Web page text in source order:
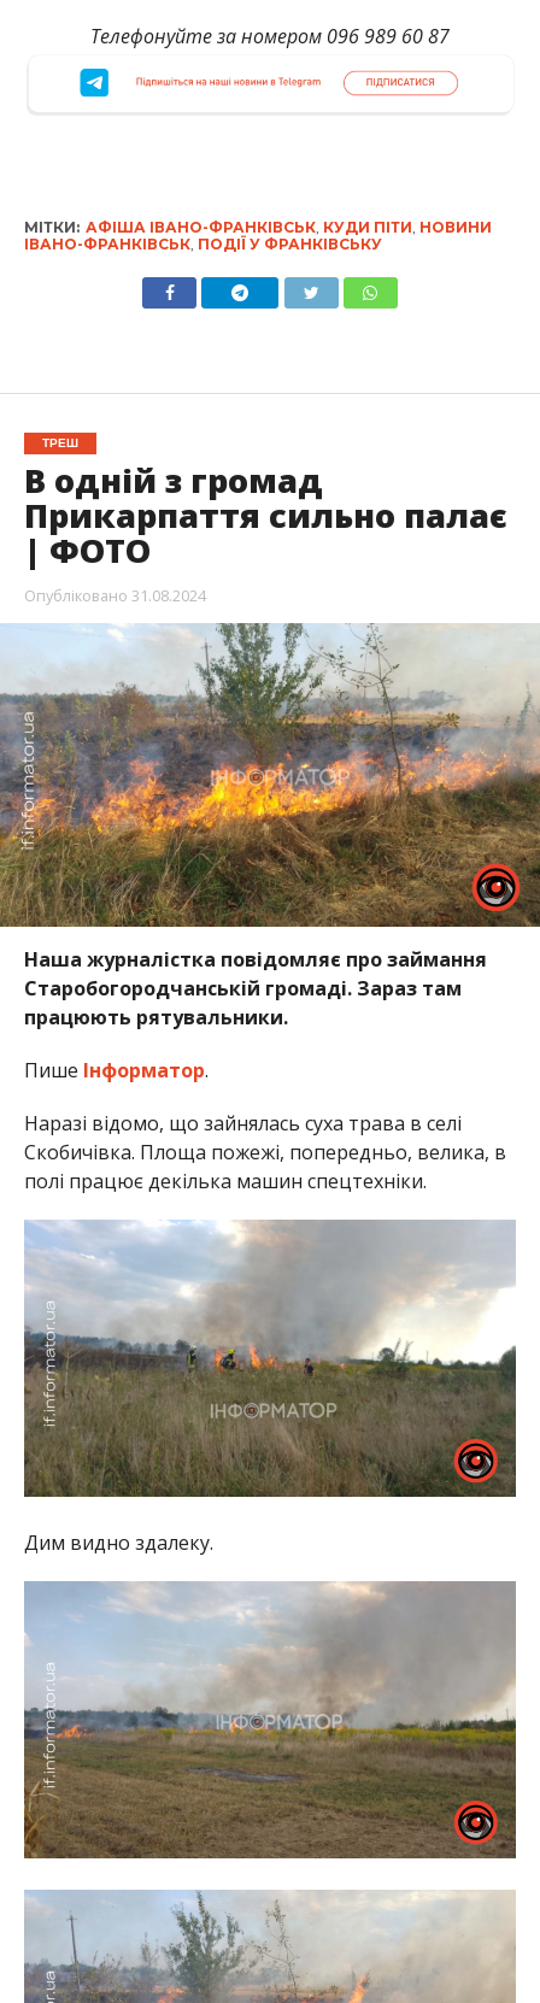
Телефонуйте за номером 096 989 60 87
МІТКИ: АФІША ІВАНО-ФРАНКІВСЬК, КУДИ ПІТИ, НОВИНИ
ІВАНО-ФРАНКІВСЬК, ПОДІЇ У ФРАНКІВСЬКУ
ТРЕШ
В одній з громад
Прикарпаття сильно палає
| ФОТО
Опубліковано 31.08.2024
Наша журналістка повідомляє про займання
Старобогородчанській громаді. Зараз там
працюють рятувальники.
Пише Інформатор.
Наразі відомо, що зайнялась суха трава в селі
Скобичівка. Площа пожежі, попередньо, велика, в
полі працює декілька машин спецтехніки.
Дим видно здалеку.